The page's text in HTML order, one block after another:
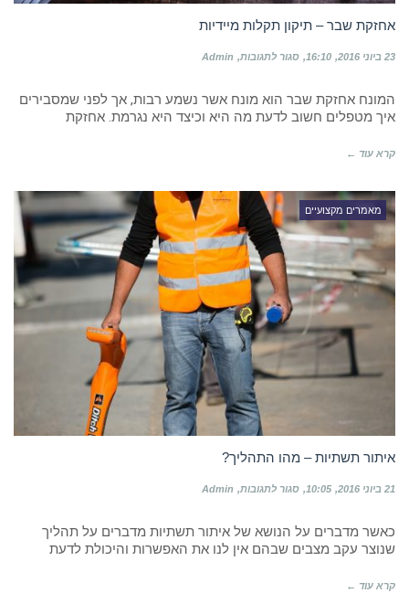
אחזקת שבר – תיקון תקלות מיידיות
23 ביוני 2016 16:10 סגור לתגובות על
–
תיקון
Admin
המונח אחזקת שבר הוא מונח אשר נשמע רבות, אך לפני שמסבירים
איך מטפלים חשוב לדעת מה היא וכיצד היא נגרמת. אחזקת
קרא עוד ←
מאמרים מקצועיים
איתור תשתיות – מהו התהליך?
21 ביוני 2016 10:05 סגור לתגובות על
–
מהו
Admin
כאשר מדברים על הנושא של איתור תשתיות מדברים על תהליך
שנוצר עקב מצבים שבהם אין לנו את האפשרות והיכולת לדעת
קרא עוד ←